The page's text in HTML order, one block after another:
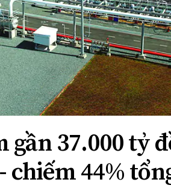
gần 37.000 tỷ
chiếm 44%